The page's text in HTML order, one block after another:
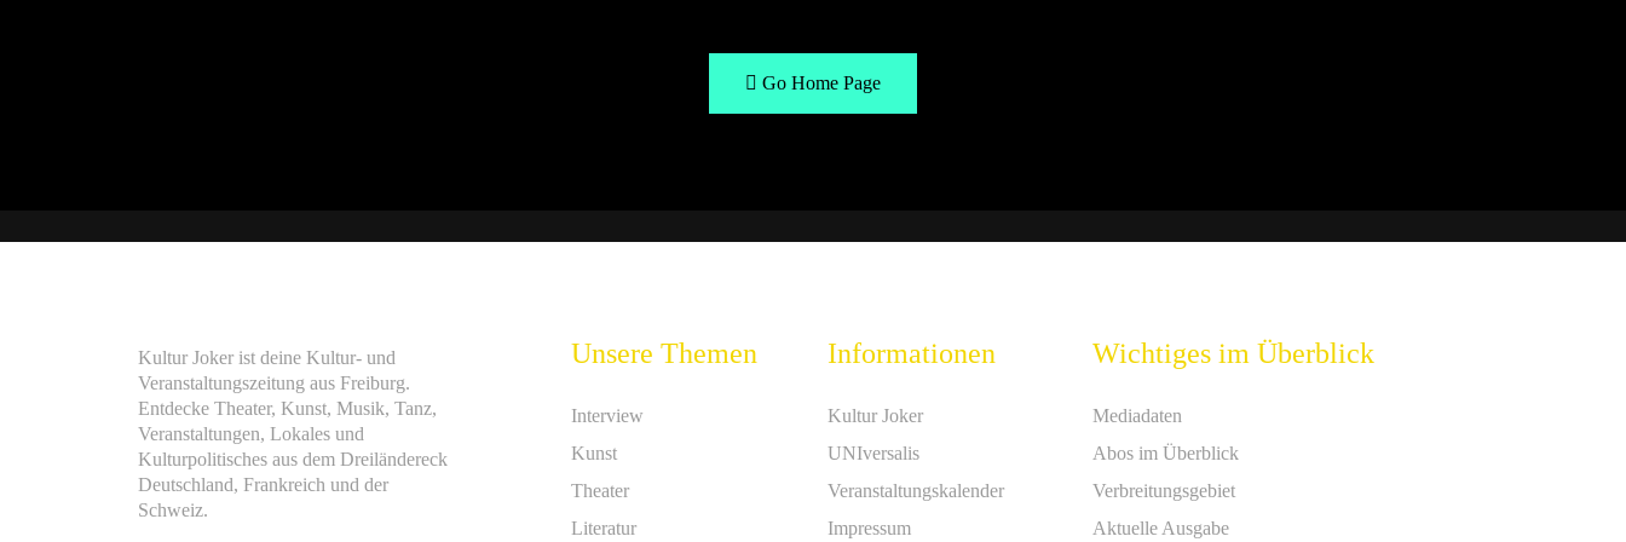
Go Home Page
Kultur Joker ist deine Kultur- und
Veranstaltungszeitung aus Freiburg.
Entdecke Theater, Kunst, Musik, Tanz,
Veranstaltungen, Lokales und
Kulturpolitisches aus dem Dreiländereck
Deutschland, Frankreich und der
Schweiz.
Unsere Themen
Interview
Kunst
Theater
Literatur
Informationen
Kultur Joker
UNIversalis
Veranstaltungskalender
Impressum
Wichtiges im Überblick
Mediadaten
Abos im Überblick
Verbreitungsgebiet
Aktuelle Ausgabe